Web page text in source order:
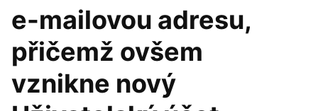
e-mailovou adresu,
přičemž ovšem
vznikne nový